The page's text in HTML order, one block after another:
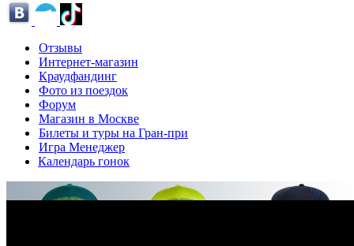
Отзывы
Интернет-магазин
Краудфандинг
Фото из поездок
Форум
Магазин в Москве
Билеты и туры на Гран-при
Игра Менеджер
Календарь гонок